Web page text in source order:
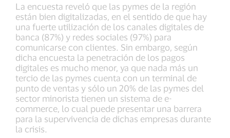
La encuesta reveló que las pymes de la región
están bien digitalizadas, en el sentido de que hay
una fuerte utilización de los canales digitales de
banca (87%) y redes sociales (97%) para
comunicarse con clientes. Sin embargo, según
dicha encuesta la penetración de los pagos
digitales es mucho menor, ya que nada más un
tercio de las pymes cuenta con un terminal de
punto de ventas y sólo un 20% de las pymes del
sector minorista tienen un sistema de e-
commerce, lo cual puede presentar una barrera
para la supervivencia de dichas empresas durante
la crisis.